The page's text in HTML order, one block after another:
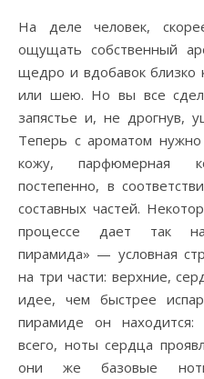
На деле человек,
ощущать собственный
щедро и вдобавок близко
или шею. Но вы все
запястье и, не дрогнув,
Теперь с ароматом
кожу, парфюмерная
постепенно, в
составных частей.
процессе дает так
пирамида» — условная
на три части: верхние,
идее, чем быстрее
пирамиде он
всего, ноты сердца
они же базовые